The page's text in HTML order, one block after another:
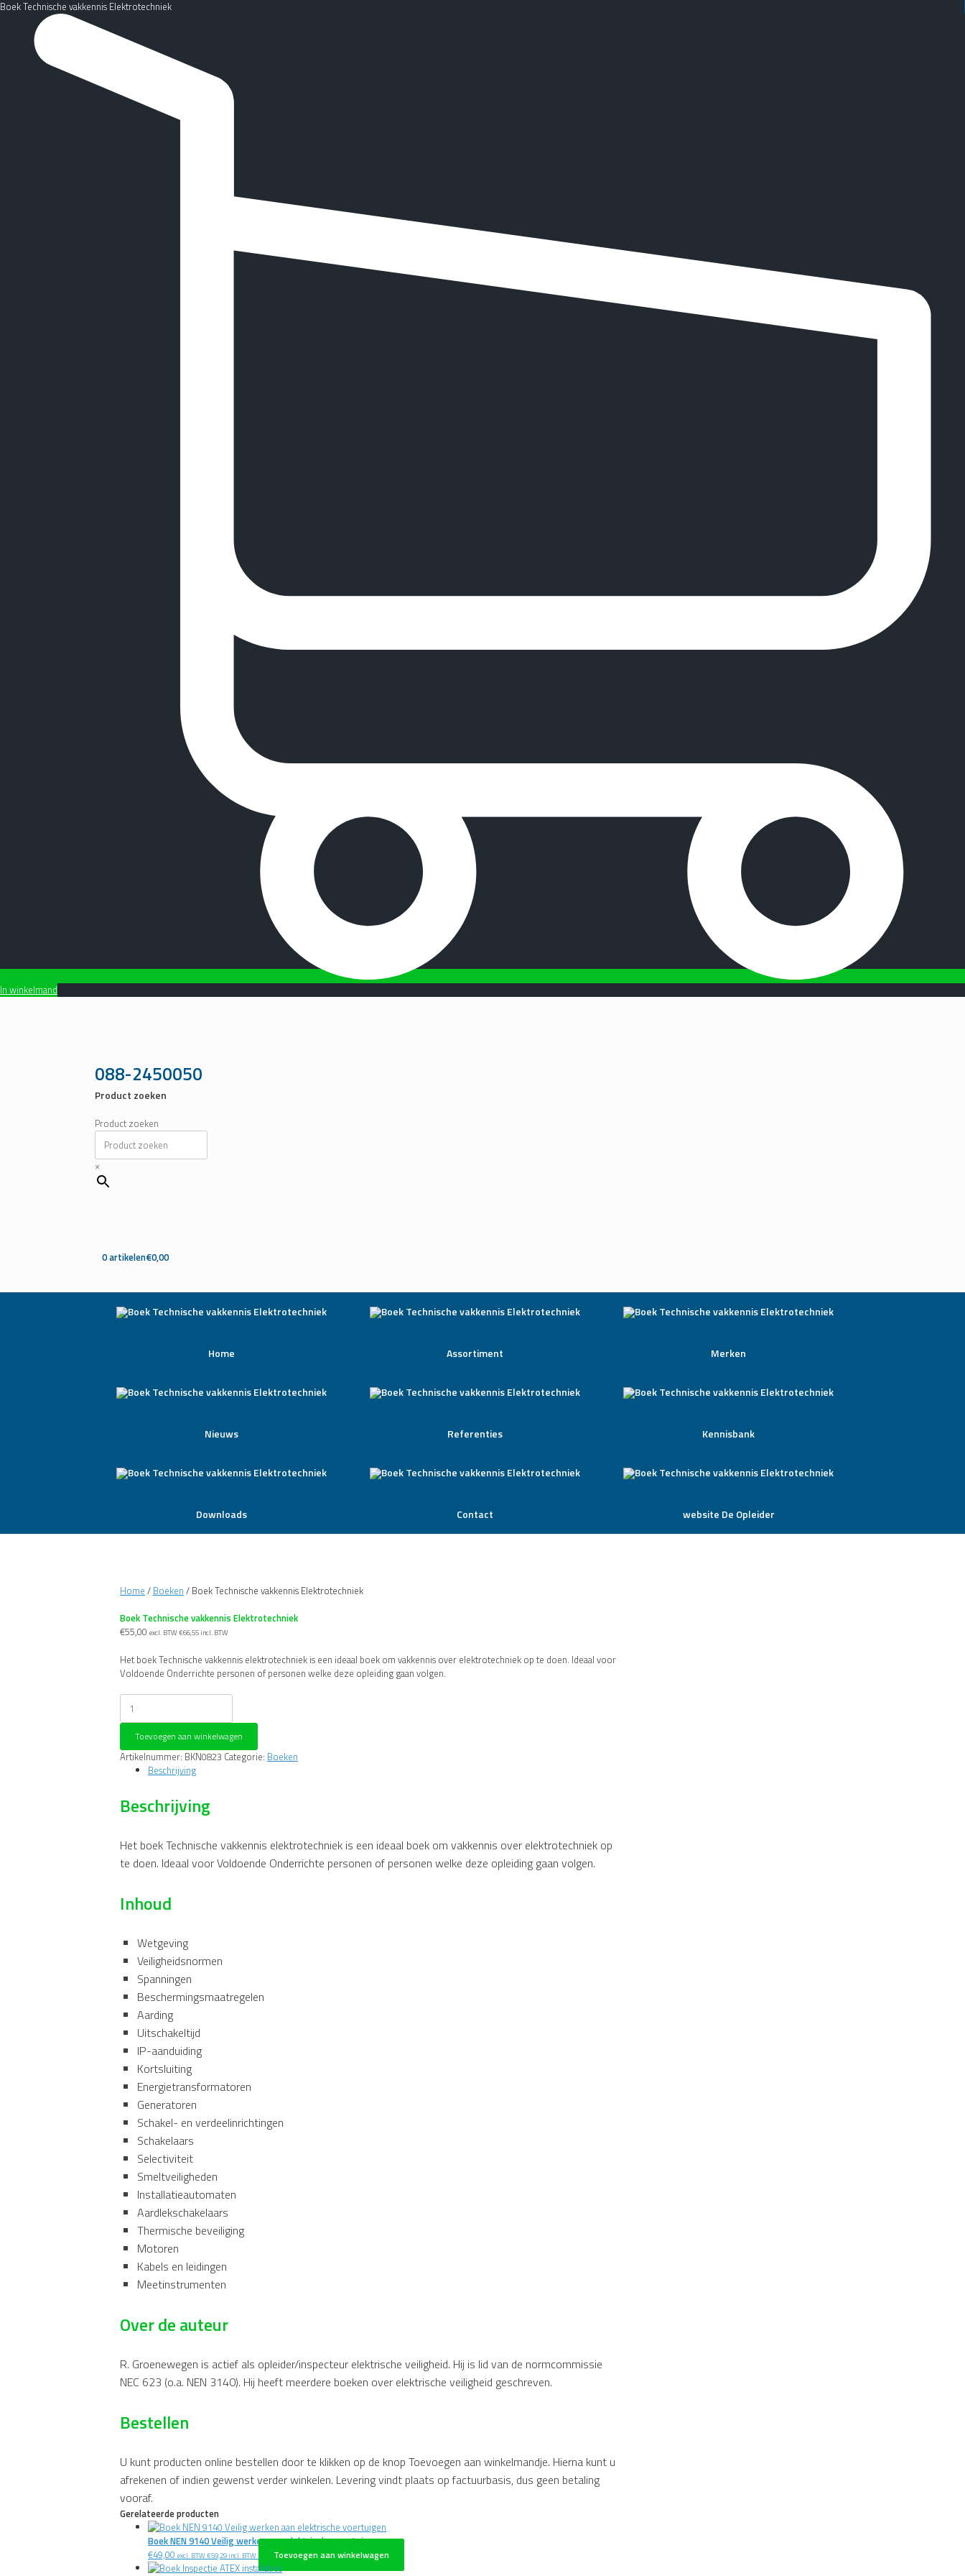
Boek Technische vakkennis Elektrotechniek
In winkelmand
088-2450050
Product zoeken
Product zoeken
×
0 artikelen€0,00
Home Assortiment Merken
Nieuws Referenties Kennisbank
Downloads Contact website De Opleider
Home / Boeken / Boek Technische vakkennis Elektrotechniek
Boek Technische vakkennis Elektrotechniek
€55,00 excl. BTW €66,55 incl. BTW
Het boek Technische vakkennis elektrotechniek is een ideaal boek om vakkennis over elektrotechniek op te doen. Ideaal voor
Voldoende Onderrichte personen of personen welke deze opleiding gaan volgen.
Boek
Technische
vakkennis
Elektrotechniek
aantal
Toevoegen aan winkelwagen
Artikelnummer: BKN0823 Categorie: Boeken
Beschrijving
Beschrijving
Het boek Technische vakkennis elektrotechniek is een ideaal boek om vakkennis over elektrotechniek op
te doen. Ideaal voor Voldoende Onderrichte personen of personen welke deze opleiding gaan volgen.
Inhoud
Wetgeving
Veiligheidsnormen
Spanningen
Beschermingsmaatregelen
Aarding
Uitschakeltijd
IP-aanduiding
Kortsluiting
Energietransformatoren
Generatoren
Schakel- en verdeelinrichtingen
Schakelaars
Selectiviteit
Smeltveiligheden
Installatieautomaten
Aardlekschakelaars
Thermische beveiliging
Motoren
Kabels en leidingen
Meetinstrumenten
Over de auteur
R. Groenewegen is actief als opleider/inspecteur elektrische veiligheid. Hij is lid van de normcommissie
NEC 623 (o.a. NEN 3140). Hij heeft meerdere boeken over elektrische veiligheid geschreven.
Bestellen
U kunt producten online bestellen door te klikken op de knop Toevoegen aan winkelmandje. Hierna kunt u
afrekenen of indien gewenst verder winkelen. Levering vindt plaats op factuurbasis, dus geen betaling
vooraf.
Gerelateerde producten
Boek NEN 9140 Veilig werken aan elektrische voertuigen
€49,00 excl. BTW €59,29 incl. BTW Toevoegen aan winkelwagen